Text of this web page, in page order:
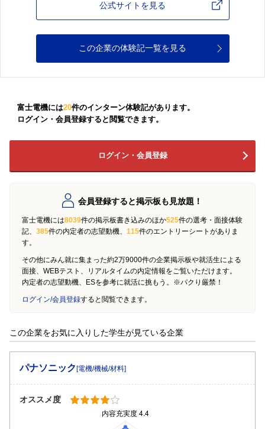
公式サイトを見る
この企業の体験記一覧を見る
富士電機には20件のインターン体験記があります。
ログイン・会員登録すると閲覧できます。
ログイン・会員登録
会員登録すると掲示板も見放題！
富士電機には8039件の掲示板書き込みのほか525件の選考・面接体験
記、 385件の内定者の志望動機、 115件のエントリーシートがありま
す。
その他にみん就に集まった約2万9000件の企業掲示板や就活生による
面接、WEBテスト、リアルタイムの内定情報をご覧いただけます。
内定者の志望動機、ESを参考に就活に挑もう。※パクり厳禁！
ログイン/会員登録すると閲覧できます。
この企業をお気に入りした学生が見ている企業
パナソニック[電機/機械/材料]
オススメ度